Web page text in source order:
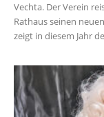
Vechta. Der Verein
Rathaus seinen
zeigt in diesem Jahr